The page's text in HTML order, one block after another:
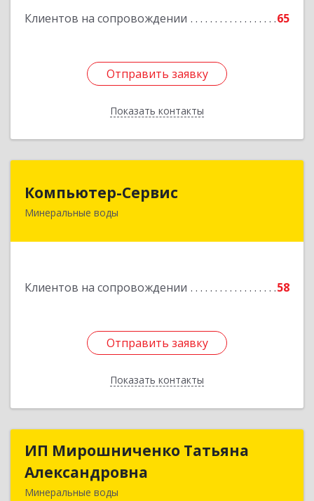
Клиентов на сопровождении 65
Отправить заявку
Показать контакты
Отправить заявку
Назад
Компьютер-Сервис
Минеральные воды
Клиентов на сопровождении 58
Отправить заявку
Показать контакты
357202, Ставропольский край, Минеральные
Отправить заявку
Назад
ИП Мирошниченко Татьяна
Александровна
Минеральные воды
ИП Мирошниченко Татьяна